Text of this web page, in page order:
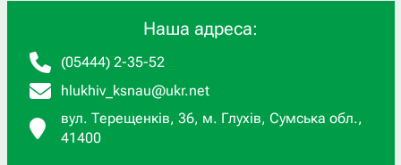
Наша адреса:
(05444) 2-35-52
hlukhiv_ksnau@ukr.net
вул. Терещенків, 36, м. Глухів, Сумська обл.,
41400